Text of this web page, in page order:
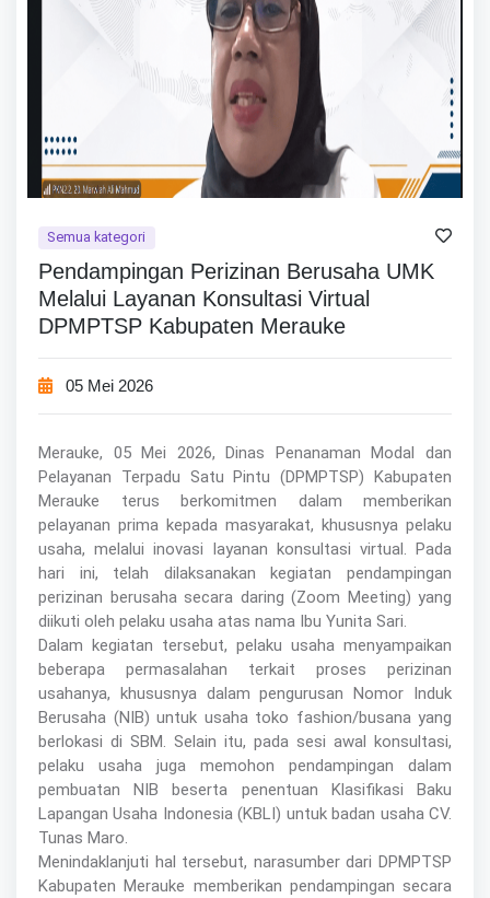
Semua kategori
Pendampingan Perizinan Berusaha UMK
Melalui Layanan Konsultasi Virtual
DPMPTSP Kabupaten Merauke
05 Mei 2026
Merauke, 05 Mei 2026, Dinas Penanaman Modal dan
Pelayanan Terpadu Satu Pintu (DPMPTSP) Kabupaten
Merauke terus berkomitmen dalam memberikan
pelayanan prima kepada masyarakat, khususnya pelaku
usaha, melalui inovasi layanan konsultasi virtual. Pada
hari ini, telah dilaksanakan kegiatan pendampingan
perizinan berusaha secara daring (Zoom Meeting) yang
diikuti oleh pelaku usaha atas nama Ibu Yunita Sari.
Dalam kegiatan tersebut, pelaku usaha menyampaikan
beberapa permasalahan terkait proses perizinan
usahanya, khususnya dalam pengurusan Nomor Induk
Berusaha (NIB) untuk usaha toko fashion/busana yang
berlokasi di SBM. Selain itu, pada sesi awal konsultasi,
pelaku usaha juga memohon pendampingan dalam
pembuatan NIB beserta penentuan Klasifikasi Baku
Lapangan Usaha Indonesia (KBLI) untuk badan usaha CV.
Tunas Maro.
Menindaklanjuti hal tersebut, narasumber dari DPMPTSP
Kabupaten Merauke memberikan pendampingan secara